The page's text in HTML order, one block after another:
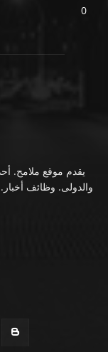
0
يقدم موقع ملامح.
والدولى. وظائف